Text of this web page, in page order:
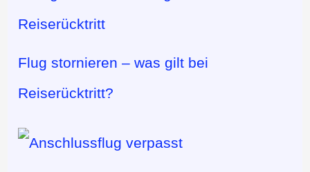
Flug stornieren – was gilt bei
Reiserücktritt?